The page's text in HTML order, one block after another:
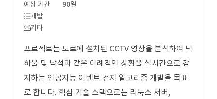
예상 기간
90일
개발
기타
프로젝트는 도로에 설치된 CCTV 영상을 분석하여 낙
하물 및 낙석과 같은 이례적인 상황을 실시간으로 감
지하는 인공지능 이벤트 검지 알고리즘 개발을 목표
로 합니다. 핵심 기술 스택으로는 리눅스 서버,